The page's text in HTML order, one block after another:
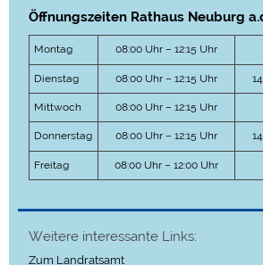
Öffnungszeiten Rathaus Neuburg
Montag 08:00 Uhr – 12:15 Uhr
Dienstag 08:00 Uhr – 12:15 Uhr
Mittwoch 08:00 Uhr – 12:15 Uhr
Donnerstag 08:00 Uhr – 12:15 Uhr
Freitag 08:00 Uhr – 12:00 Uhr
Weitere interessante Links:
Zum Landratsamt